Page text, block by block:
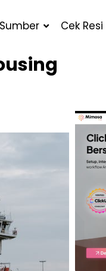
Sumber Cek Resi